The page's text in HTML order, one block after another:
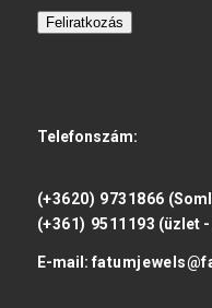
Feliratkozás
Telefonszám:
(+3620) 9731866
(+361) 9511193 (üzlet
E-mail: